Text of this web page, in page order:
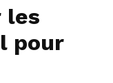
les
pour